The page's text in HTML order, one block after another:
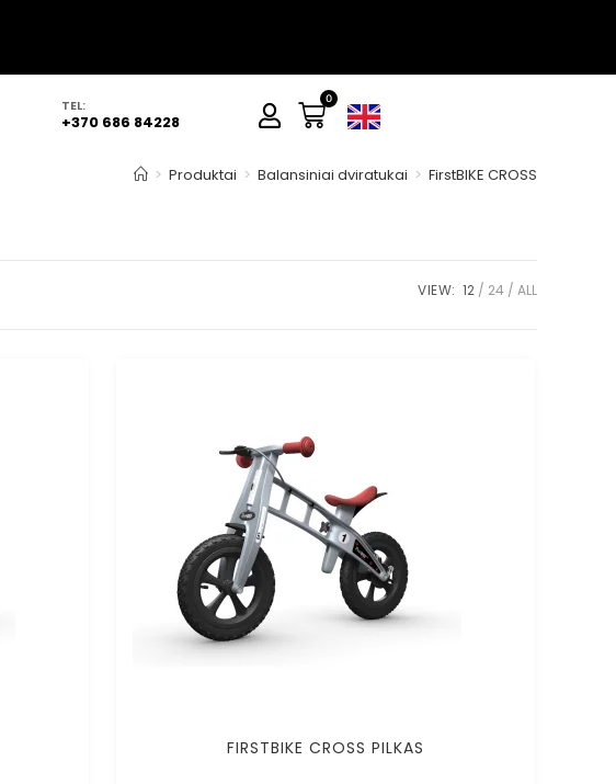
TEL:
+370 686 84228
0
> Produktai > Balansiniai dviratukai > FirstBIKE CROSS
VIEW: 12 24 ALL
FIRSTBIKE CROSS PILKAS